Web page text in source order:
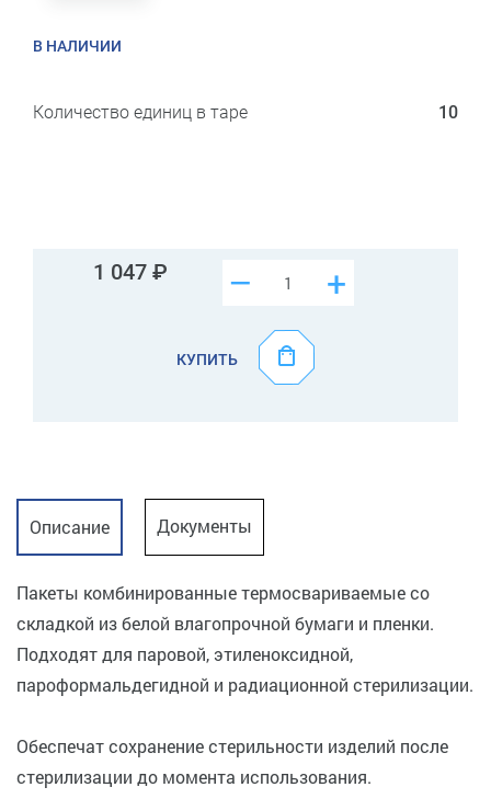
В НАЛИЧИИ
Количество единиц в таре 10
1 047 +
–
КУПИТЬ
Описание Документы
Пакеты комбинированные термосвариваемые со
складкой из белой влагопрочной бумаги и пленки.
Подходят для паровой, этиленоксидной,
пароформальдегидной и радиационной стерилизации.
Обеспечат сохранение стерильности изделий после
стерилизации до момента использования.